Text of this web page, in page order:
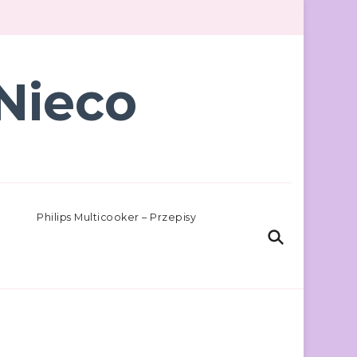
Philips Multicooker – Przepisy